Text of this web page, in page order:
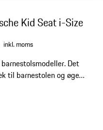
Kid Seat i-Size
inkl. moms
Det
til barnestolen og øger